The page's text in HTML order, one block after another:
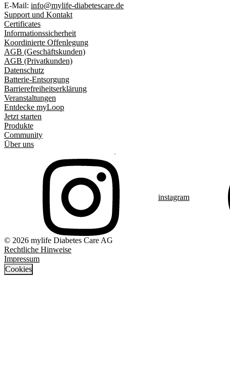
E-Mail: info@mylife-diabetescare.de
Support und Kontakt
Certificates
Informationssicherheit
Koordinierte Offenlegung
AGB (Geschäftskunden)
AGB (Privatkunden)
Datenschutz
Batterie-Entsorgung
Barrierefreiheitserklärung
Veranstaltungen
Entdecke myLoop
Jetzt starten
Produkte
Community
Über uns
instagram
© 2026 mylife Diabetes Care AG
Rechtliche Hinweise
Impressum
Cookies